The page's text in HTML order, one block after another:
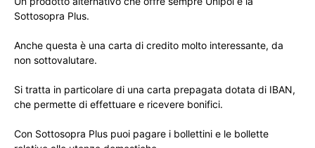
Sottosopra Plus.
Anche questa è una carta di credito molto interessante, da
non sottovalutare.
Si tratta in particolare di una carta prepagata dotata di IBAN,
che permette di effettuare e ricevere bonifici.
Con Sottosopra Plus puoi pagare i bollettini e le bollette